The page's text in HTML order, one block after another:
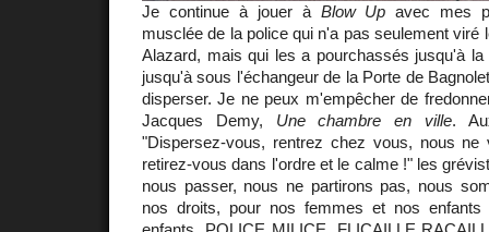
Je continue à jouer à Blow Up avec mes
musclée de la police qui n'a pas seulement viré
Alazard, mais qui les a pourchassés jusqu'à
jusqu'à sous l'échangeur de la Porte de
disperser. Je ne peux m'empêcher de
Jacques Demy, Une chambre en ville.
"Dispersez-vous, rentrez chez vous, nous ne
retirez-vous dans l'ordre et le calme !" les
nous passer, nous ne partirons pas, nous
nos droits, pour nos femmes et nos